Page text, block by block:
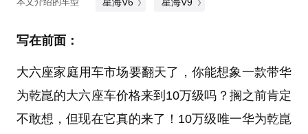
写在前面：
大六座家庭用车市场要翻天了，你能想象一款带华
为乾崑的大六座车价格来到10万级吗？搁之前肯定
不敢想，但现在它真的来了！10万级唯一华为乾崑